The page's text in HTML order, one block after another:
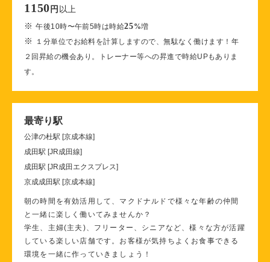
1150 円 以上
※午後10時〜午前5時は時給25%増
※
１分単位でお給料を計算しますので、無駄なく働けます！年
２回昇給の機会あり。トレーナー等への昇進で時給UPもありま
す。
最寄り駅
公津の杜駅 [京成本線]
成田駅 [JR成田線]
成田駅 [JR成田エクスプレス]
京成成田駅 [京成本線]
朝の時間を有効活用して、マクドナルドで様々な年齢の仲間
と一緒に楽しく働いてみませんか？
学生、主婦(主夫)、フリーター、シニアなど、様々な方が活躍
している楽しい店舗です。お客様が気持ちよくお食事できる
環境を一緒に作っていきましょう！